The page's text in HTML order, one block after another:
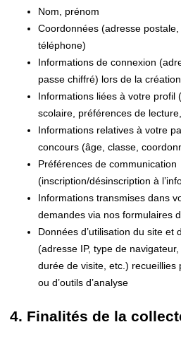
Nom, prénom
Coordonnées (adresse
téléphone)
Informations de connexion
passe chiffré) lors de la
Informations liées à votre profil
scolaire, préférences de
Informations relatives à votre
concours (âge, classe,
Préférences de communication
(inscription/désinscription à
Informations transmises dans
demandes via nos formulaires
Données d’utilisation du site et
(adresse IP, type de
durée de visite, etc.) recueillies
ou d’outils d’analyse
4. Finalités de la